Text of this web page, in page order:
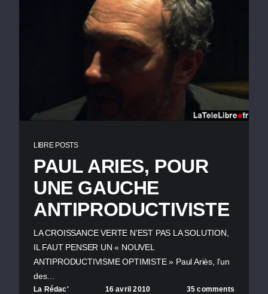
LIBRE POSTS
PAUL ARIES, POUR
UNE GAUCHE
ANTIPRODUCTIVISTE
LA CROISSANCE VERTE N’EST PAS LA SOLUTION,
IL FAUT PENSER UN « NOUVEL
ANTIPRODUCTIVISME OPTIMISTE » Paul Ariès, l’un
des…
La Rédac' 16 avril 2010 35 comments